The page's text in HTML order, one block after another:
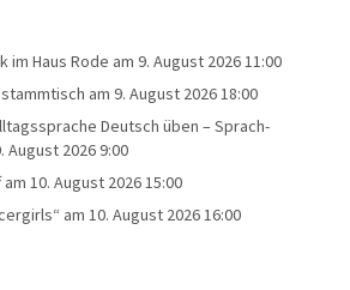
im Haus Rode am 9. August 2026 11:00
am 9. August 2026 18:00
Deutsch üben – Sprach-
August 2026 9:00
am 10. August 2026 15:00
am 10. August 2026 16:00